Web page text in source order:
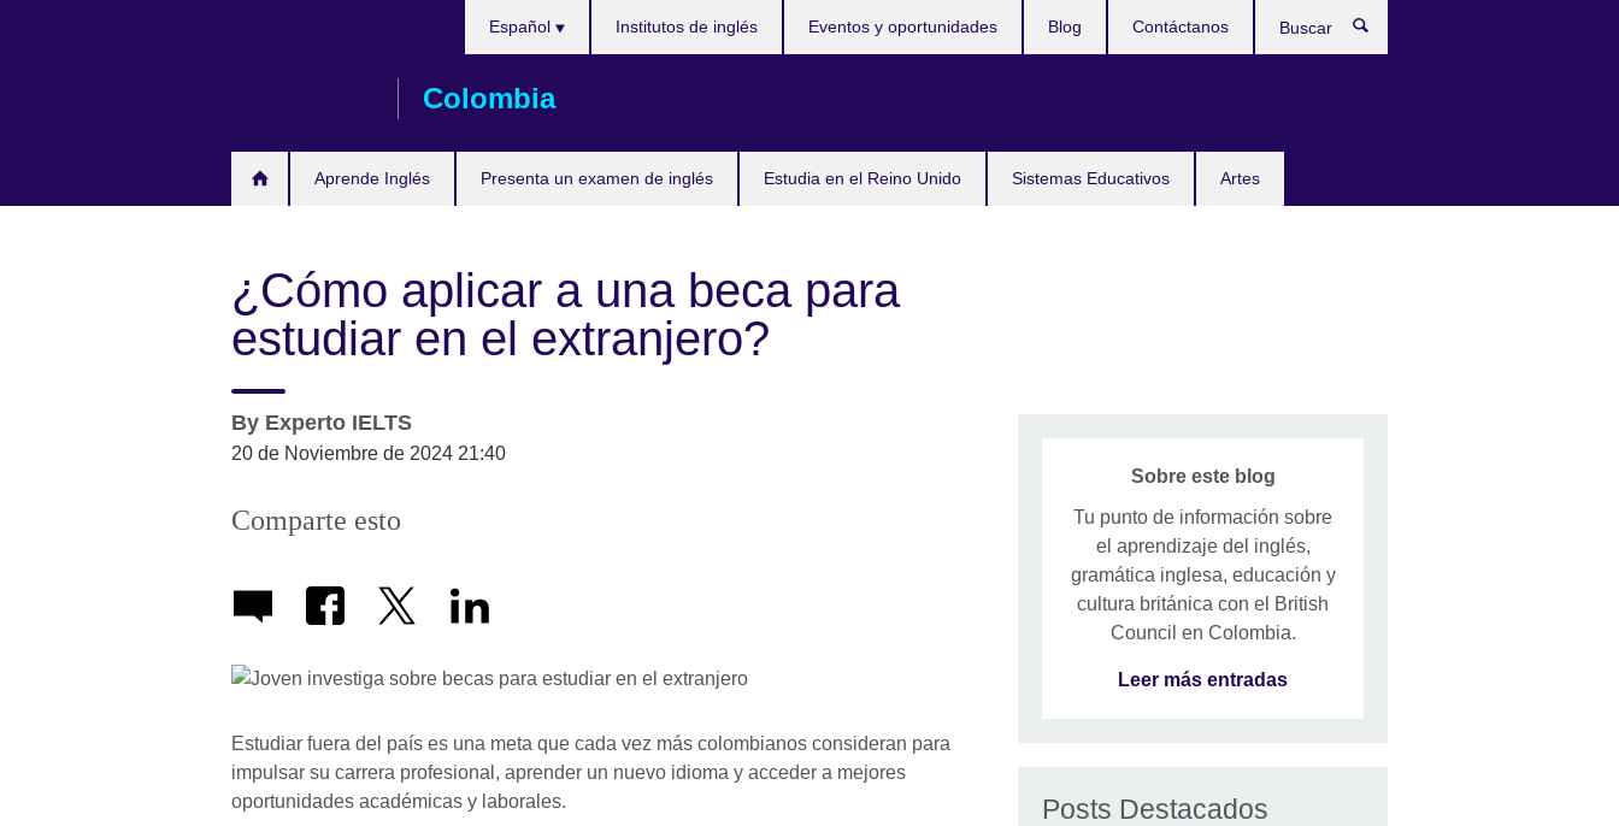
Colombia
Aprende Inglés Presenta un examen de inglés Estudia en el Reino Unido Sistemas Educativos Artes
Español Institutos de inglés Eventos y oportunidades Blog Contáctanos
¿Cómo aplicar a una beca para
estudiar en el extranjero?
By Experto IELTS
20 de Noviembre de 2024 21:40
Comparte esto
Estudiar fuera del país es una meta que cada vez más colombianos consideran para
impulsar su carrera profesional, aprender un nuevo idioma y acceder a mejores
oportunidades académicas y laborales.
Sobre este blog
Tu punto de información sobre
el aprendizaje del inglés,
gramática inglesa, educación y
cultura británica con el British
Council en Colombia.
Leer más entradas
Posts Destacados